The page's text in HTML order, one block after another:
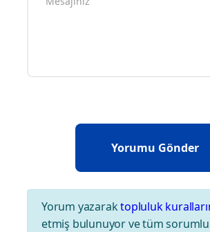
Yorum yazaraktopluluk
etmiş bulunuyor ve tüm